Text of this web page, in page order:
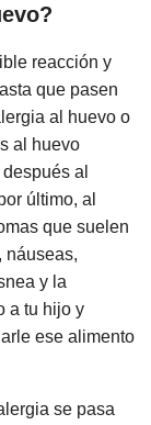
reacción y
que pasen
al huevo o
al huevo
al
último, al
que suelen
náuseas,
y la
a tu hijo y
ese alimento
se pasa